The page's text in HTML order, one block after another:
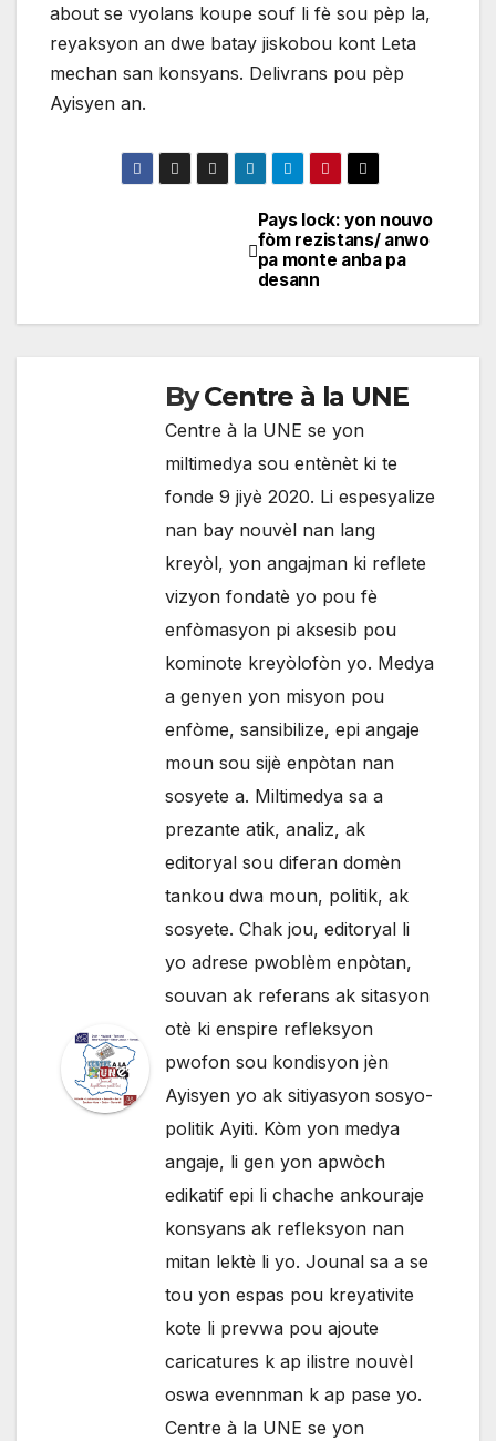
about se vyolans koupe souf li fè sou pèp la,
reyaksyon an dwe batay jiskobou kont Leta
mechan san konsyans. Delivrans pou pèp
Ayisyen an.
l'article
Pays lock: yon nouvo
fòm rezistans/ anwo
pa monte anba pa
desann
ByCentre à la UNE
Centre à la UNE se yon
miltimedya sou entènèt ki te
fonde 9 jiyè 2020. Li espesyalize
nan bay nouvèl nan lang
kreyòl, yon angajman ki reflete
vizyon fondatè yo pou fè
enfòmasyon pi aksesib pou
kominote kreyòlofòn yo. Medya
a genyen yon misyon pou
enfòme, sansibilize, epi angaje
moun sou sijè enpòtan nan
sosyete a. Miltimedya sa a
prezante atik, analiz, ak
editoryal sou diferan domèn
tankou dwa moun, politik, ak
sosyete. Chak jou, editoryal li
yo adrese pwoblèm enpòtan,
souvan ak referans ak sitasyon
otè ki enspire refleksyon
pwofon sou kondisyon jèn
Ayisyen yo ak sitiyasyon sosyo-
politik Ayiti. Kòm yon medya
angaje, li gen yon apwòch
edikatif epi li chache ankouraje
konsyans ak refleksyon nan
mitan lektè li yo. Jounal sa a se
tou yon espas pou kreyativite
kote li prevwa pou ajoute
caricatures k ap ilistre nouvèl
oswa evennman k ap pase yo.
Centre à la UNE se yon